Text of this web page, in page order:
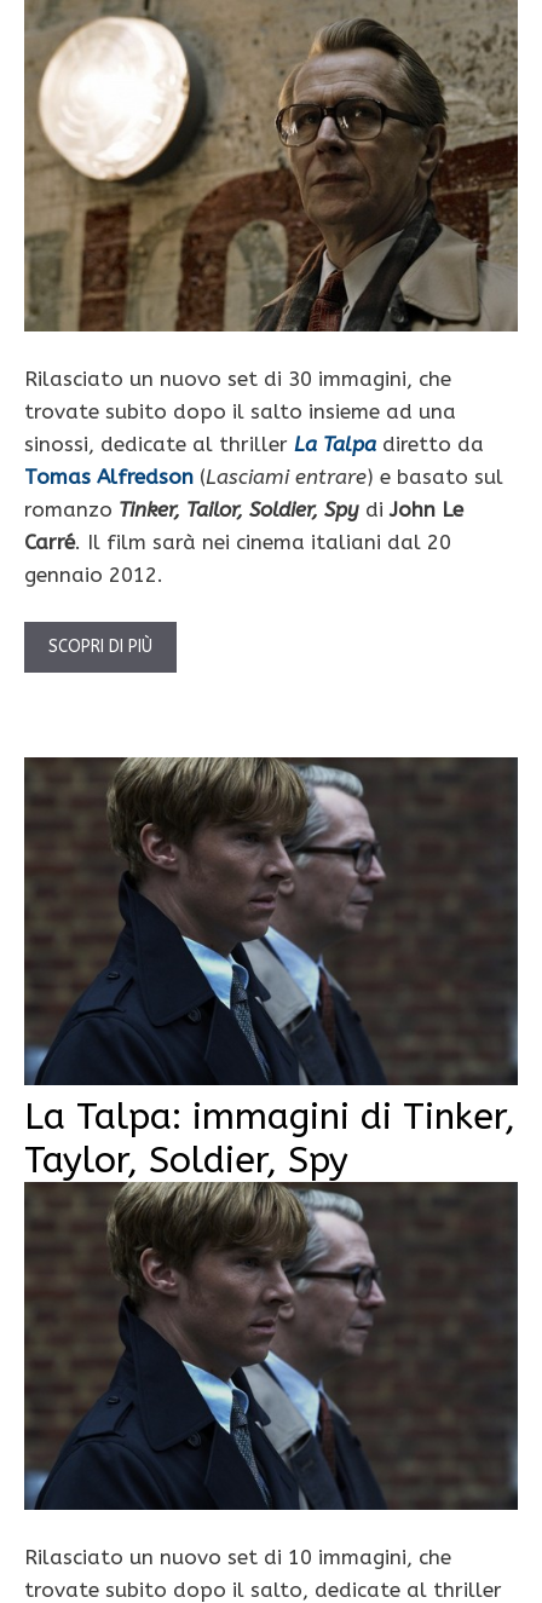
Rilasciato un nuovo set di 30 immagini, che
trovate subito dopo il salto insieme ad una
sinossi, dedicate al thriller La Talpa diretto da
Tomas Alfredson (Lasciami entrare) e basato sul
romanzo Tinker, Tailor, Soldier, Spy diJohn Le
Carré. Il film sarà nei cinema italiani dal 20
gennaio 2012.
SCOPRI DI PIÙ
La Talpa: immagini di Tinker,
Taylor, Soldier, Spy
Rilasciato un nuovo set di 10 immagini, che
trovate subito dopo il salto, dedicate al thriller